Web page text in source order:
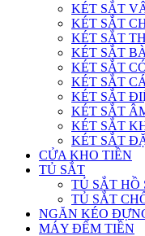
KÉT SẮT
KÉT SẮT
KÉT SẮT
KÉT SẮT
KÉT SẮT
KÉT SẮT
KÉT SẮT
KÉT SẮT
KÉT SẮT
KÉT SẮT
CỬA KHO TIỀN
TỦ SẮT
TỦ SẮT HỒ
TỦ SẮT
NGĂN KÉO
MÁY ĐẾM TIỀN